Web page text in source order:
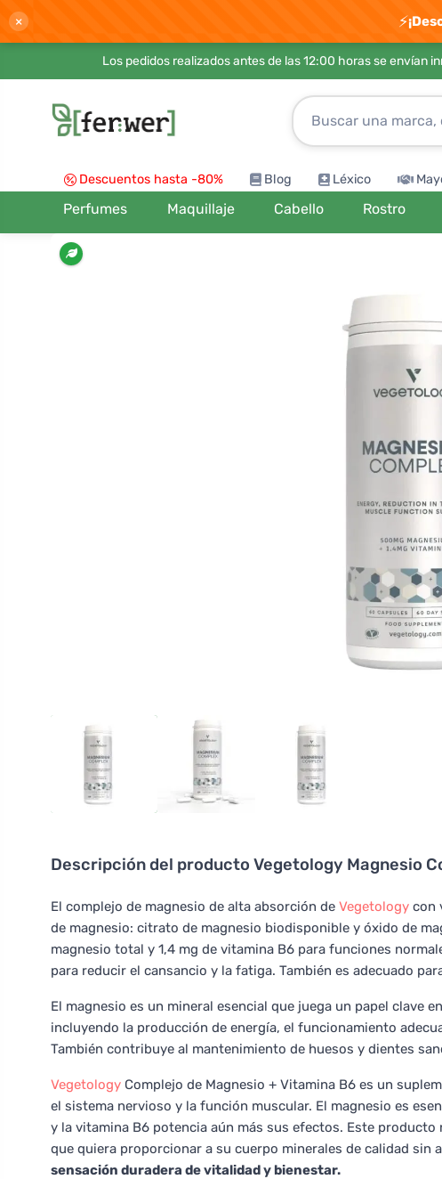
× ⚡
Los pedidos realizados antes de las 12:00 horas se envían
Descuentos hasta -80% Blog Léxico
Perfumes Maquillaje Cabello Rostro
Descripción del producto Vegetology Magnesio
El complejo de magnesio de alta absorción de Vegetology con
de magnesio: citrato de magnesio biodisponible y óxido de
magnesio total y 1,4 mg de vitamina B6 para funciones
para reducir el cansancio y la fatiga. También es adecuado
El magnesio es un mineral esencial que juega un papel clave
incluyendo la producción de energía, el funcionamiento
También contribuye al mantenimiento de huesos y dientes
Vegetology Complejo de Magnesio + Vitamina B6 es un
el sistema nervioso y la función muscular. El magnesio es
y la vitamina B6 potencia aún más sus efectos. Este
que quiera proporcionar a su cuerpo minerales de calidad sin
sensación duradera de vitalidad y bienestar.